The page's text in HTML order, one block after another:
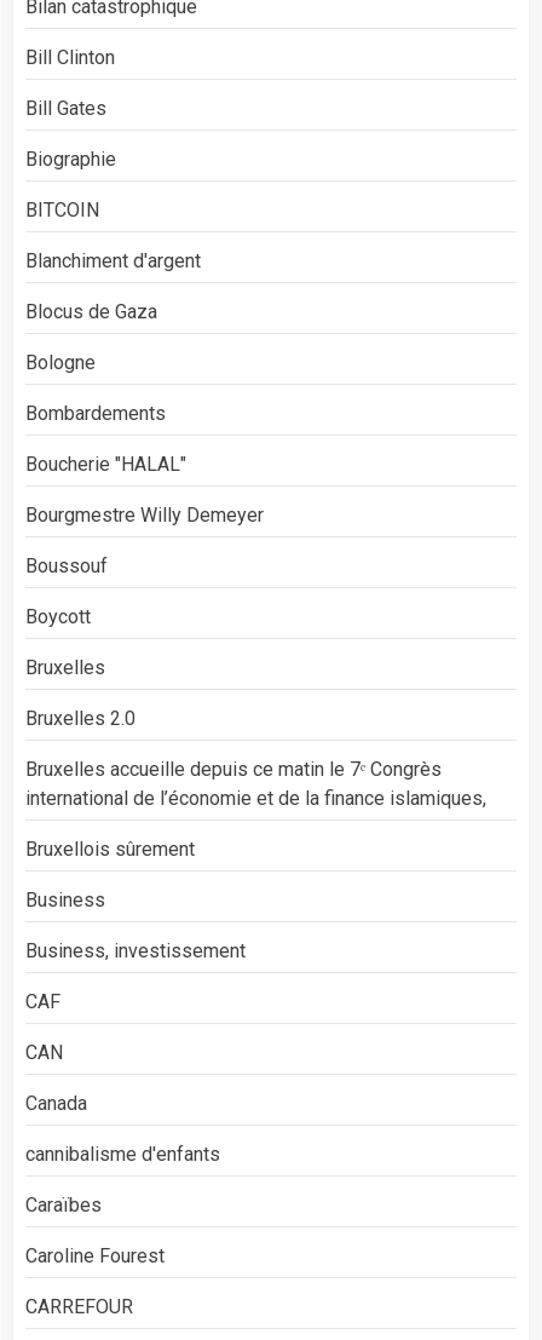
Bilan catastrophique
Bill Clinton
Bill Gates
Biographie
BITCOIN
Blanchiment d'argent
Blocus de Gaza
Bologne
Bombardements
Boucherie "HALAL"
Bourgmestre Willy Demeyer
Boussouf
Boycott
Bruxelles
Bruxelles 2.0
Bruxelles accueille depuis ce matin le 7ᵉ Congrès
international de l’économie et de la finance islamiques,
Bruxellois sûrement
Business
Business, investissement
CAF
CAN
Canada
cannibalisme d'enfants
Caraïbes
Caroline Fourest
CARREFOUR